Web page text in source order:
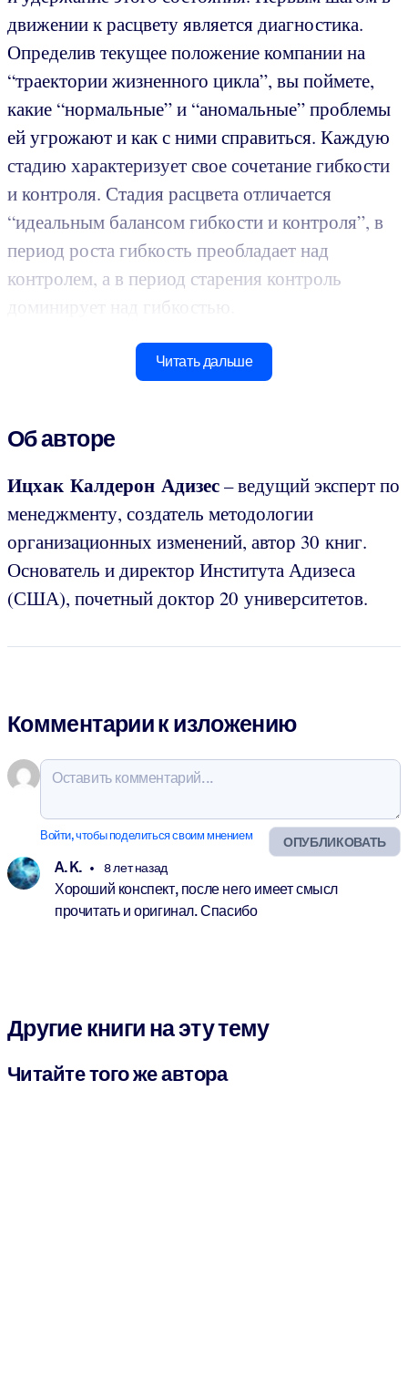
движении к расцвету является диагностика.
Определив текущее положение компании на
“траектории жизненного цикла”, вы поймете,
какие “нормальные” и “аномальные” проблемы
ей угрожают и как с ними справиться. Каждую
стадию характеризует свое сочетание гибкости
и контроля. Стадия расцвета отличается
“идеальным балансом гибкости и контроля”, в
период роста гибкость преобладает над
контролем, а в период старения контроль
доминирует над гибкостью.
Читать дальше
Об авторе
Ицхак Калдерон Адизес– ведущий эксперт по
менеджменту, создатель методологии
организационных изменений, автор 30 книг.
Основатель и директор Института Адизеса
(США), почетный доктор 20 университетов.
Комментарии к изложению
ОПУБЛИКОВАТЬ
Войти, чтобы поделиться своим мнением
A. K. 8 лет назад
Хороший конспект, после него имеет смысл
прочитать и оригинал. Спасибо
Другие книги на эту тему
Читайте того же автора